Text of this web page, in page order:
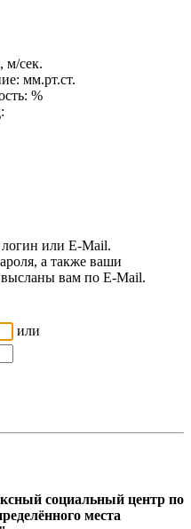
м/сек.
мм.рт.ст.
%
или E-Mail.
а также ваши
вам по E-Mail.
или
социальный центр по
места